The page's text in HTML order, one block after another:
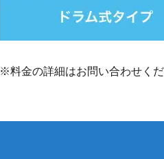
※料金の詳細はお問い合わせくだ